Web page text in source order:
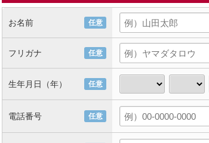
お名前 任意
フリガナ 任意
生年月日（年） 任意
電話番号 任意